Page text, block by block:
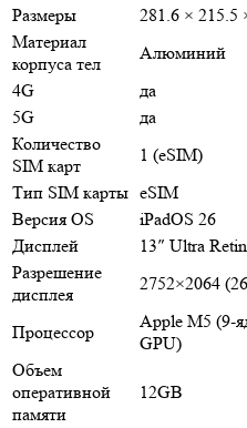
Размеры
281.6 × 215.5
Материал
корпуса тел
Алюминий
4G
да
5G
да
Количество
SIM карт
1 (eSIM)
Тип SIM карты eSIM
Версия OS
iPadOS 26
Дисплей
13″ Ultra
Разрешение
дисплея
2752×2064
Процессор
Apple M5
GPU)
Объем
оперативной
памяти
12GB